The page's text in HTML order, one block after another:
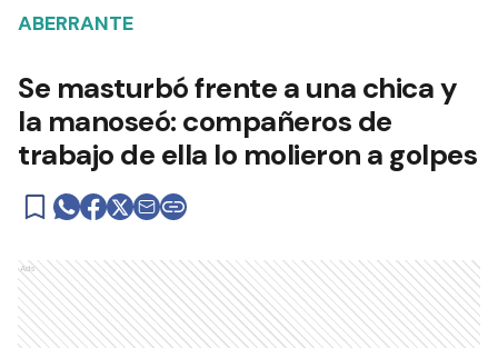
ABERRANTE
Se masturbó frente a una chica y
la manoseó: compañeros de
trabajo de ella lo molieron a golpes
Ads